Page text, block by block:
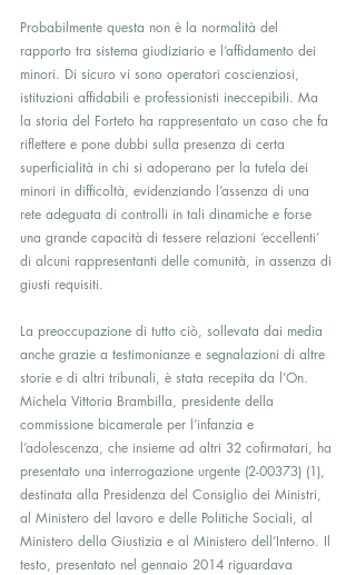
Probabilmente questa non è la normalità del
rapporto tra sistema giudiziario e l’affidamento dei
minori. Di sicuro vi sono operatori coscienziosi,
istituzioni affidabili e professionisti ineccepibili. Ma
la storia del Forteto ha rappresentato un caso che fa
riflettere e pone dubbi sulla presenza di certa
superficialità in chi si adoperano per la tutela dei
minori in difficoltà, evidenziando l’assenza di una
rete adeguata di controlli in tali dinamiche e forse
una grande capacità di tessere relazioni ‘eccellenti’
di alcuni rappresentanti delle comunità, in assenza di
giusti requisiti.
La preoccupazione di tutto ciò, sollevata dai media
anche grazie a testimonianze e segnalazioni di altre
storie e di altri tribunali, è stata recepita da l’On.
Michela Vittoria Brambilla, presidente della
commissione bicamerale per l’infanzia e
l’adolescenza, che insieme ad altri 32 cofirmatari, ha
presentato una interrogazione urgente (2-00373) (1),
destinata alla Presidenza del Consiglio dei Ministri,
al Ministero del lavoro e delle Politiche Sociali, al
Ministero della Giustizia e al Ministero dell’Interno. Il
testo, presentato nel gennaio 2014 riguardava